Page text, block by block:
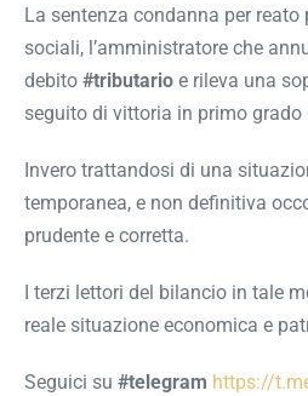
La sentenza condanna per
sociali, l’amministratore che
debito #tributario e rileva una
seguito di vittoria in primo
Invero trattandosi di una
temporanea, e non definitiva
prudente e corretta.
I terzi lettori del bilancio in tale
reale situazione economica e
Seguici su #telegram https://